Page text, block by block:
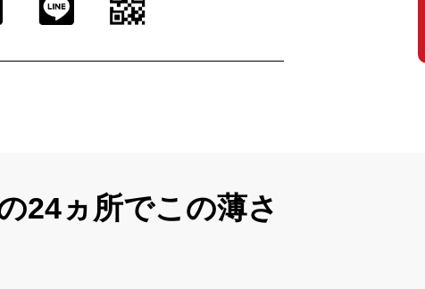
24ヵ所でこの薄さ